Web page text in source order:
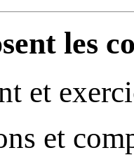
les
et
et